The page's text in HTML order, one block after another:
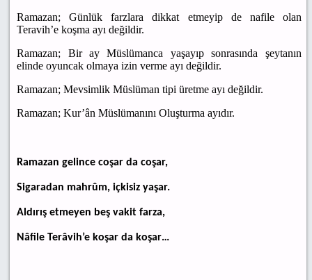
Ramazan; Günlük farzlara dikkat etmeyip de nafile olan
Teravih’e koşma ayı değildir.
Ramazan; Bir ay Müslümanca yaşayıp sonrasında şeytanın
elinde oyuncak olmaya izin verme ayı değildir.
Ramazan; Mevsimlik Müslüman tipi üretme ayı değildir.
Ramazan; Kur’ân Müslümanını Oluşturma ayıdır.
Ramazan gelince coşar da coşar,
Sigaradan mahrûm, içkisiz yaşar.
Aldırış etmeyen beş vakit farza,
Nâfile Terâvih’e koşar da koşar…